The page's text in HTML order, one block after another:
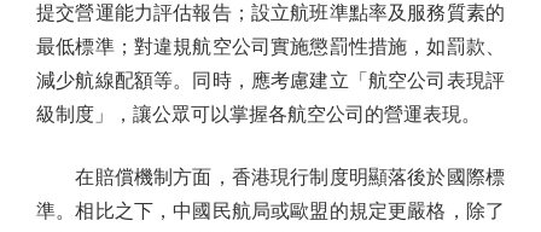
提交營運能力評估報告；設立航班準點率及服務質素的
最低標準；對違規航空公司實施懲罰性措施，如罰款、
減少航線配額等。同時，應考慮建立「航空公司表現評
級制度」，讓公眾可以掌握各航空公司的營運表現。
在賠償機制方面，香港現行制度明顯落後於國際標
準。相比之下，中國民航局或歐盟的規定更嚴格，除了